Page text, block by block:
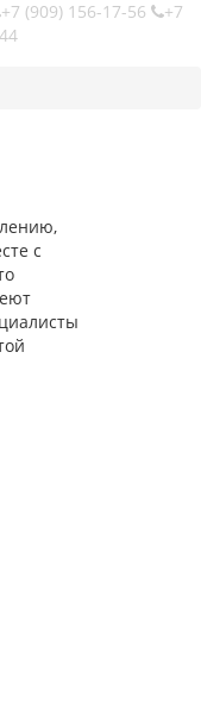
+7 (909)156-17-56
+7
с